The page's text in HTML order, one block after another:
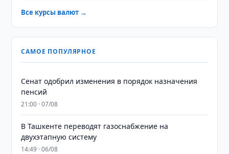
Все курсы валют →
САМОЕ ПОПУЛЯРНОЕ
Сенат одобрил изменения в порядок назначения
пенсий
21:00 · 07/08
В Ташкенте переводят газоснабжение на
двухэтапную систему
14:49 · 06/08